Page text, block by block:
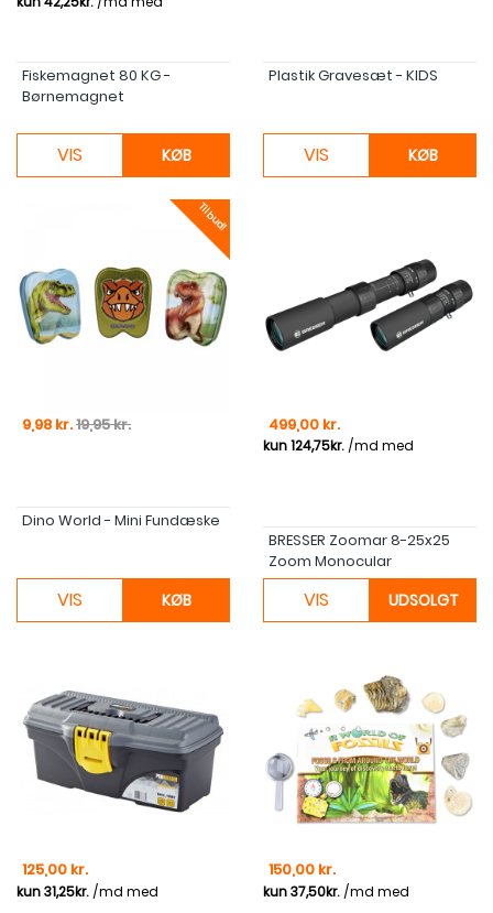
Fiskemagnet 80 KG -
Børnemagnet
VIS KØB
Plastik Gravesæt - KIDS
VIS KØB
Tilbud!
Pris
9,98 kr.Normal pris
19,95 kr.
Dino World - Mini Fundæske
VIS KØB
Pris
499,00 kr.
BRESSER Zoomar 8-25x25
Zoom Monocular
VIS UDSOLGT
Pris
125,00 kr. Pris
150,00 kr.